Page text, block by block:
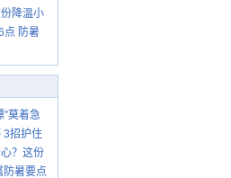
降温小
点 防暑
”莫着急
3招护住
？这份
防暑要点